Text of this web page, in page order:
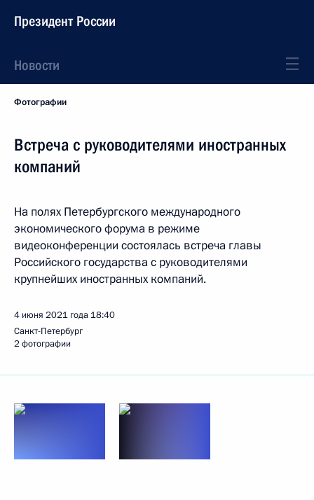
Президент России
Новости
Фотографии
Встреча с руководителями иностранных
компаний
На полях Петербургского международного
экономического форума в режиме
видеоконференции состоялась встреча главы
Российского государства с руководителями
крупнейших иностранных компаний.
4 июня 2021 года 18:40
Санкт-Петербург
2 фотографии